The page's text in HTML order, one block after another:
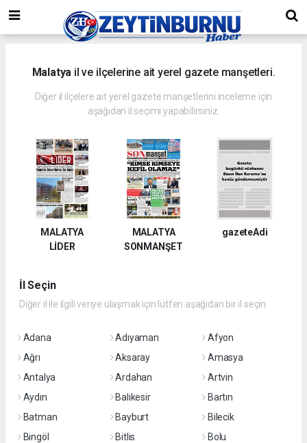
Malatya il ve ilçelerine ait yerel gazete manşetleri.
Diğer il ilçelere ait yerel gazete manşetlerini inceleme için
aşağıdan il seçimi yapabilirsiniz.
MALATYA
LİDER
MALATYA
SONMANŞET
gazeteAdi
İl Seçin
Diğer il ile ilgili veriye ulaşmak için lütfen aşağıdan bir il seçin
Adana Adıyaman
Afyon
Ağrı
Aksaray
Amasya
Antalya
Ardahan
Artvin
Aydın
Balıkesir
Bartın
Batman
Bayburt
Bilecik
Bingöl
Bitlis
Bolu